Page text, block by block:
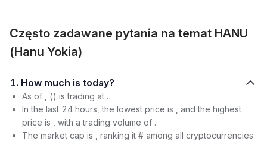
Często zadawane pytania na temat HANU
(Hanu Yokia)
1. How much is today?
As of , () is trading at .
In the last 24 hours, the lowest price is , and the highest
price is , with a trading volume of .
The market cap is , ranking it # among all cryptocurrencies.